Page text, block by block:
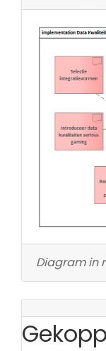
Diagram in